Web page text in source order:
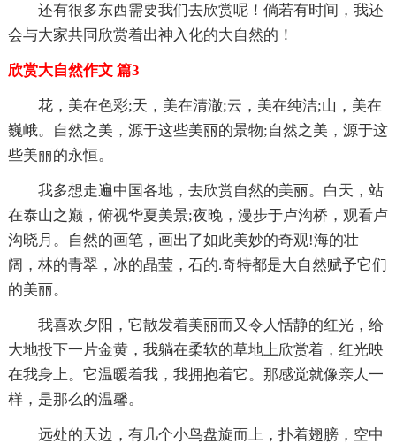
还有很多东西需要我们去欣赏呢！倘若有时间，我还
会与大家共同欣赏着出神入化的大自然的！
欣赏大自然作文 篇3
花，美在色彩;天，美在清澈;云，美在纯洁;山，美在
巍峨。自然之美，源于这些美丽的景物;自然之美，源于这
些美丽的永恒。
我多想走遍中国各地，去欣赏自然的美丽。白天，站
在泰山之巅，俯视华夏美景;夜晚，漫步于卢沟桥，观看卢
沟晓月。自然的画笔，画出了如此美妙的奇观!海的壮
阔，林的青翠，冰的晶莹，石的.奇特都是大自然赋予它们
的美丽。
我喜欢夕阳，它散发着美丽而又令人恬静的红光，给
大地投下一片金黄，我躺在柔软的草地上欣赏着，红光映
在我身上。它温暖着我，我拥抱着它。那感觉就像亲人一
样，是那么的温馨。
远处的天边，有几个小鸟盘旋而上，扑着翅膀，空中